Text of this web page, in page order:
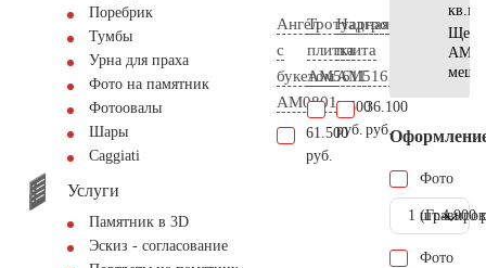
Поребрик
Тумбы
Урна для праха
Фото на памятник
Фотоовалы
Шары
Сaggiati
Услуги
Памятник в 3D
Эскиз - согласование
Ангел
с
букетом
AM0801
61.500
руб.
Тротуарная
плитка
AM5611
3.500
руб.
Надгробная
плита
AM5162
36.100
руб.
кв.м
Фото
1 шт.4.900
Фото